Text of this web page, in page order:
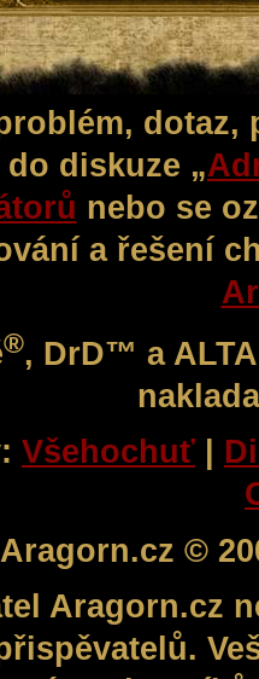
diskuze „
nebo se
a řešení
®, DrD™ a
Všehochuť
Aragorn.cz ©
Aragorn.cz